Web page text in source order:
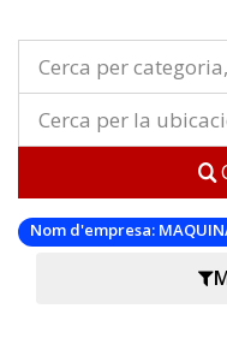
Nom d'empresa: